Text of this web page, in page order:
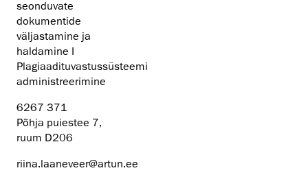
seonduvate
dokumentide
väljastamine ja
haldamine I
Plagiaadituvastussüsteemi
administreerimine
6267 371
Põhja puiestee 7,
ruum D206
riina.laaneveer@artun.ee